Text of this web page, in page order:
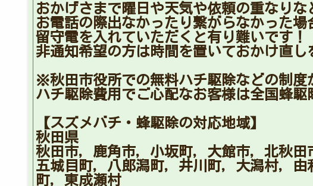
おかげさまで曜日や天気や依頼の重なりな
お電話の際出なかったり繋がらなかった
留守電を入れていただくと有り難いです！
非通知希望の方は時間を置いておかけ直し
※秋田市役所での無料ハチ駆除などの制
ハチ駆除費用でご心配なお客様は全国蜂
【スズメバチ・蜂駆除の対応地域】
秋田県
秋田市，鹿角市，小坂町，大館市，北秋
五城目町，八郎潟町，井川町，大潟村，
町，東成瀬村